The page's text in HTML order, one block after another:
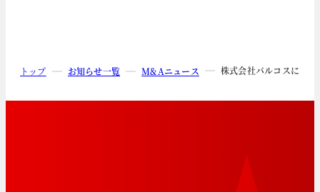
トップ お知らせ一覧 M&Aニュース 株式会社バルコスによ